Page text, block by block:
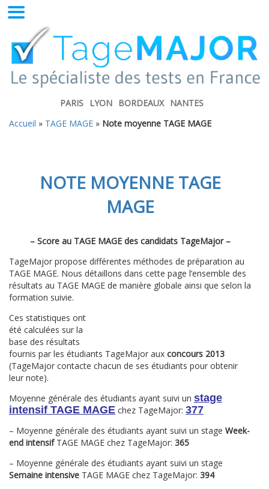
PARIS LYON BORDEAUX
NANTES
Accueil » TAGE MAGE » Note moyenne TAGE MAGE
NOTE MOYENNE TAGE
MAGE
– Score au TAGE MAGE des candidats TageMajor –
TageMajor propose différentes méthodes de préparation au
TAGE MAGE. Nous détaillons dans cette page l’ensemble des
résultats au TAGE MAGE de manière globale ainsi que selon la
formation suivie.
Ces statistiques ont
été calculées sur la
base des résultats
fournis par les étudiants TageMajor aux concours 2013
(TageMajor contacte chacun de ses étudiants pour obtenir
leur note).
Moyenne générale des étudiants ayant suivi un stage
intensif TAGE MAGE chez TageMajor: 377
– Moyenne générale des étudiants ayant suivi un stage Week-
end intensifTAGE MAGE chez TageMajor: 365
– Moyenne générale des étudiants ayant suivi un stage
Semaine intensive TAGE MAGE chez TageMajor: 394